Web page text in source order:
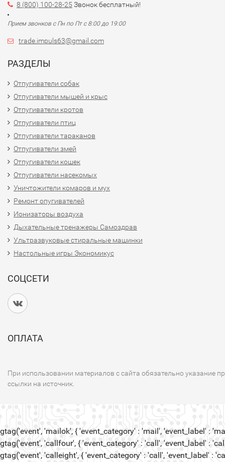
8 (800) 100-28-25 Звонок бесплатный!
Прием звонков с Пн по Пт с 8:00 до 19:00
trade.impuls63@gmail.com
РАЗДЕЛЫ
Отпугиватели собак
Отпугиватели мышей и крыс
Отпугиватели кротов
Отпугиватели птиц
Отпугиватели тараканов
Отпугиватели змей
Отпугиватели кошек
Отпугиватели насекомых
Уничтожители комаров и мух
Ремонт опугивателей
Ионизаторы воздуха
Дыхательные тренажеры Самоздрав
Ультразвуковые стиральные машинки
Настольные игры Экономикус
СОЦСЕТИ
ОПЛАТА
При использовании материалов с сайта обязательно указание
ссылки на источник.
gtag('event', 'mailok', { 'event_category' : 'mail', 'event_label' :
gtag('event', 'callfour', { 'event_category' : 'call', 'event_label' :
gtag('event', 'calleight', { 'event_category' : 'call', 'event_label' :